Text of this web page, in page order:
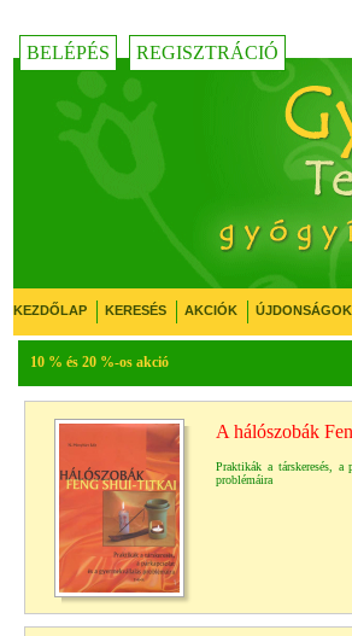
BELÉPÉS REGISZTRÁCIÓ
KEZDŐLAP KERESÉS AKCIÓK ÚJDONSÁGOK
10 % és 20 %-os akció
A hálószobák
Praktikák a társkeresés, a
problémáira